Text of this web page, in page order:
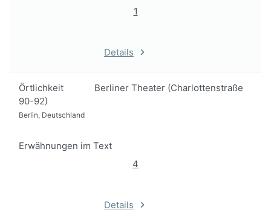
1
Details
Örtlichkeit
Berliner Theater (Charlottenstraße
90-92)
Berlin, Deutschland
Erwähnungen im Text
4
Details